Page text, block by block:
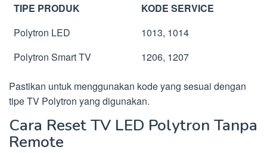
TIPE PRODUK
KODE SERVICE
Polytron LED
1013, 1014
Polytron Smart TV
1206, 1207
Pastikan untuk menggunakan kode yang sesuai dengan
tipe TV Polytron yang digunakan.
Cara Reset TV LED Polytron Tanpa
Remote